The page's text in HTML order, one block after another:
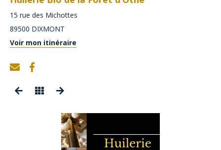
15 rue des Michottes
89500 DIXMONT
Voir mon itinéraire